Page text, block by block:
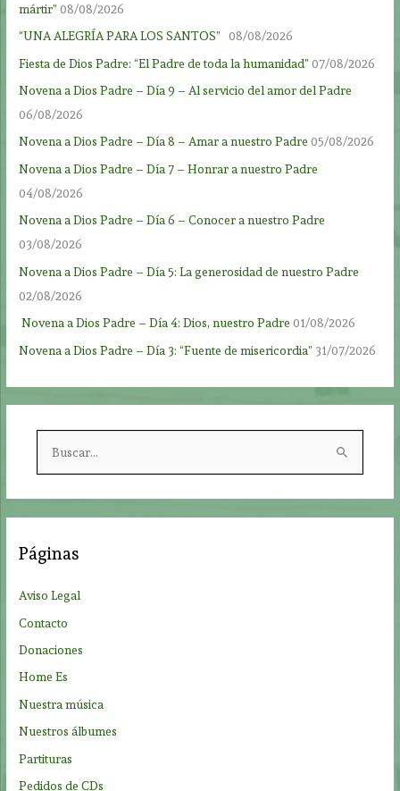
mártir” 08/08/2026
“UNA ALEGRÍA PARA LOS SANTOS”
08/08/2026
Fiesta de Dios Padre: “El Padre de toda la humanidad” 07/08/2026
Novena a Dios Padre – Día 9 – Al servicio del amor del Padre
06/08/2026
Novena a Dios Padre – Día 8 – Amar a nuestro Padre 05/08/2026
Novena a Dios Padre – Día 7 – Honrar a nuestro Padre
04/08/2026
Novena a Dios Padre – Día 6 – Conocer a nuestro Padre
03/08/2026
Novena a Dios Padre – Día 5: La generosidad de nuestro Padre
02/08/2026
Novena a Dios Padre – Día 4: Dios, nuestro Padre 01/08/2026
Novena a Dios Padre – Día 3: “Fuente de misericordia” 31/07/2026
r
:
Páginas
Aviso Legal
Contacto
Donaciones
Home Es
Nuestra música
Nuestros álbumes
Partituras
Pedidos de CDs